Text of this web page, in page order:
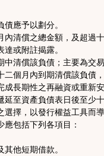
應予以劃分。
內清償之總金額，及超過
或附註揭露。
中清償該負債；主要為交
二個月內到期清償該負債
成長期性之再融資或重新
延至資產負債表日後至少
選擇，以發行權益工具而
包括下列各項目：
他短期借款。